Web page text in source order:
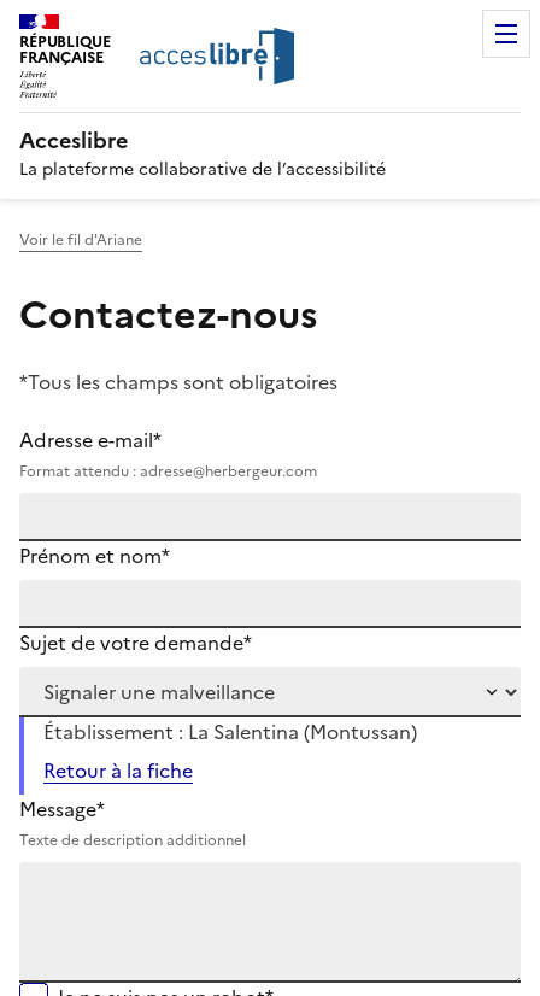
RÉPUBLIQUE
FRANÇAISE
Acceslibre
La plateforme collaborative de l’accessibilité
Voir le fil d'Ariane
Contactez-nous
*Tous les champs sont obligatoires
Adresse e-mail*
Format attendu : adresse@herbergeur.com
Prénom et nom*
Sujet de votre demande*
Établissement : La Salentina (Montussan)
Retour à la fiche
Message*
Texte de description additionnel